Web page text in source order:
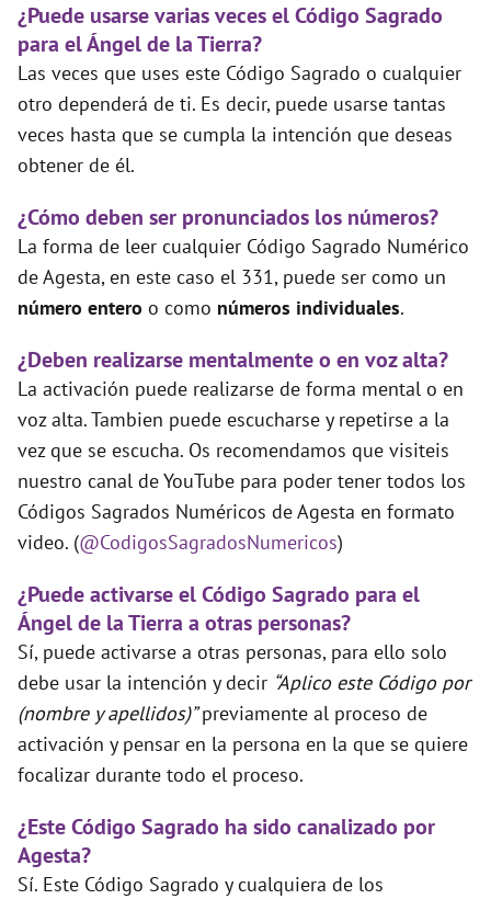
¿Puede usarse varias veces el Código Sagrado
para el Ángel de la Tierra?
Las veces que uses este Código Sagrado o cualquier
otro dependerá de ti. Es decir, puede usarse tantas
veces hasta que se cumpla la intención que deseas
obtener de él.
¿Cómo deben ser pronunciados los números?
La forma de leer cualquier Código Sagrado Numérico
de Agesta, en este caso el 331, puede ser como un
número entero o como números individuales.
¿Deben realizarse mentalmente o en voz alta?
La activación puede realizarse de forma mental o en
voz alta. Tambien puede escucharse y repetirse a la
vez que se escucha. Os recomendamos que visiteis
nuestro canal de YouTube para poder tener todos los
Códigos Sagrados Numéricos de Agesta en formato
video. (@CodigosSagradosNumericos)
¿Puede activarse el Código Sagrado para el
Ángel de la Tierra a otras personas?
Sí, puede activarse a otras personas, para ello solo
debe usar la intención y decir “Aplico este Código por
(nombre y apellidos)”previamente al proceso de
activación y pensar en la persona en la que se quiere
focalizar durante todo el proceso.
¿Este Código Sagrado ha sido canalizado por
Agesta?
Sí. Este Código Sagrado y cualquiera de los